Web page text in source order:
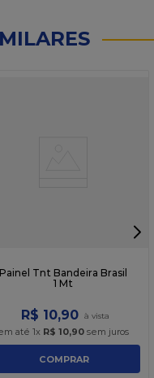
Painel Tnt Bandeira Brasil
1 Mt
R$ 10,90
até 1x R$ 10,90 sem juros
COMPRAR